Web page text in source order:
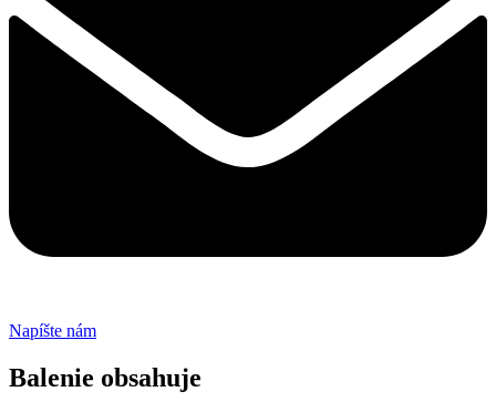
Napíšte nám
Balenie obsahuje